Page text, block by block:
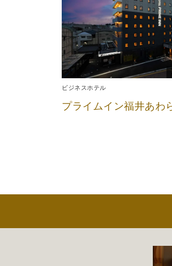
ビジネスホテル
プライムイン福井あわ